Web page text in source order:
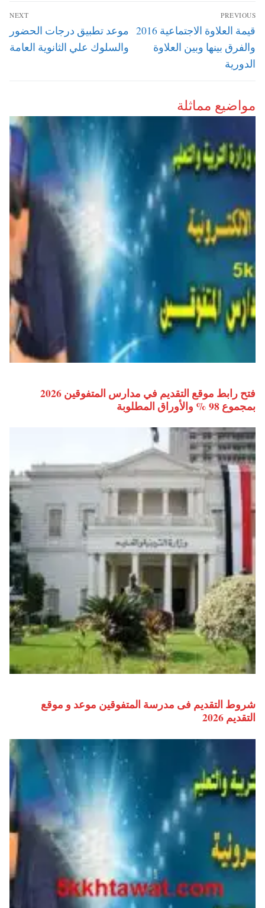
تصفّح
المقالات
PREVIOUS
Previous
post:
قيمة العلاوة الاجتماعية 2016
والفرق بينها وبين العلاوة
الدورية
NEXT
Next
post:
موعد تطبيق درجات الحضور
والسلوك علي الثانوية العامة
مواضيع مماثلة
فتح رابط موقع التقديم في مدارس المتفوقين 2026
بمجموع 98 % والأوراق المطلوبة
شروط التقديم فى مدرسة المتفوقين موعد و موقع
التقديم 2026